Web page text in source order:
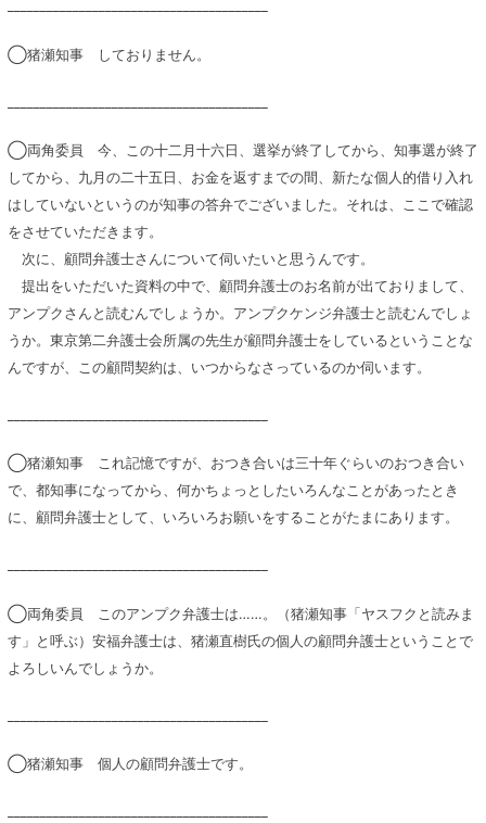
◯猪瀬知事 しておりません。
◯両角委員 今、この十二月十六日、選挙が終了してから、知事選が終了
してから、九月の二十五日、お金を返すまでの間、新たな個人的借り入れ
はしていないというのが知事の答弁でございました。それは、ここで確認
をさせていただきます。
次に、顧問弁護士さんについて伺いたいと思うんです。
提出をいただいた資料の中で、顧問弁護士のお名前が出ておりまして、
アンプクさんと読むんでしょうか。アンプクケンジ弁護士と読むんでしょ
うか。東京第二弁護士会所属の先生が顧問弁護士をしているということな
んですが、この顧問契約は、いつからなさっているのか伺います。
◯猪瀬知事 これ記憶ですが、おつき合いは三十年ぐらいのおつき合い
で、都知事になってから、何かちょっとしたいろんなことがあったとき
に、顧問弁護士として、いろいろお願いをすることがたまにあります。
◯両角委員 このアンプク弁護士は……。（猪瀬知事「ヤスフクと読みま
す」と呼ぶ）安福弁護士は、猪瀬直樹氏の個人の顧問弁護士ということで
よろしいんでしょうか。
◯猪瀬知事 個人の顧問弁護士です。